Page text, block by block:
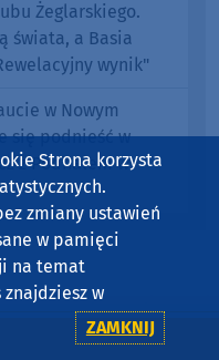
Żeglarskiego.
świata, a Basia
wynik"
w Nowym
się podnieść w
z Podhalem w
Strona korzysta
zmiany ustawień
w pamięci
na temat
w
ZAMKNIJ